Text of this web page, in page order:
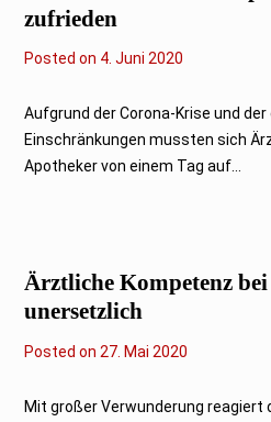
zufrieden
Posted on 4. Juni 2020
Aufgrund der Corona-Krise und
Einschränkungen mussten sich
Apotheker von einem Tag auf...
Ärztliche Kompetenz
unersetzlich
Posted on 27. Mai 2020
Mit großer Verwunderung reagiert